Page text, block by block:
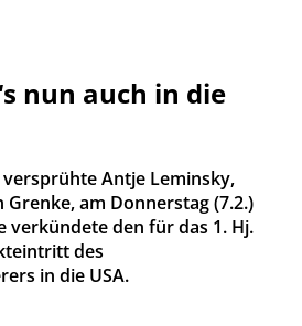
nun auch in die
Antje Leminsky,
am Donnerstag (7.2.)
verkündete den für das 1. Hj.
des
in die USA.